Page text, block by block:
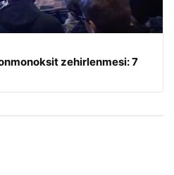
zehirlenmesi: 7